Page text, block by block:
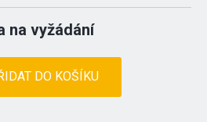
na vyžádání
DO KOŠÍKU